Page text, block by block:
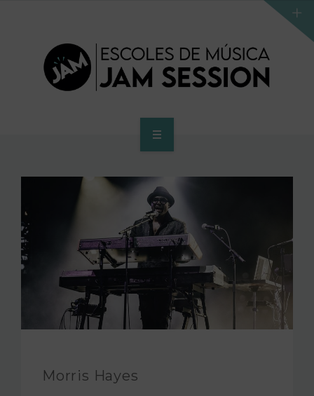
PROGRAMA DE ACCESO AL SUPERIOR
CENTRO SUPERIOR
FUNDACIÓN JAM
Morris Hayes